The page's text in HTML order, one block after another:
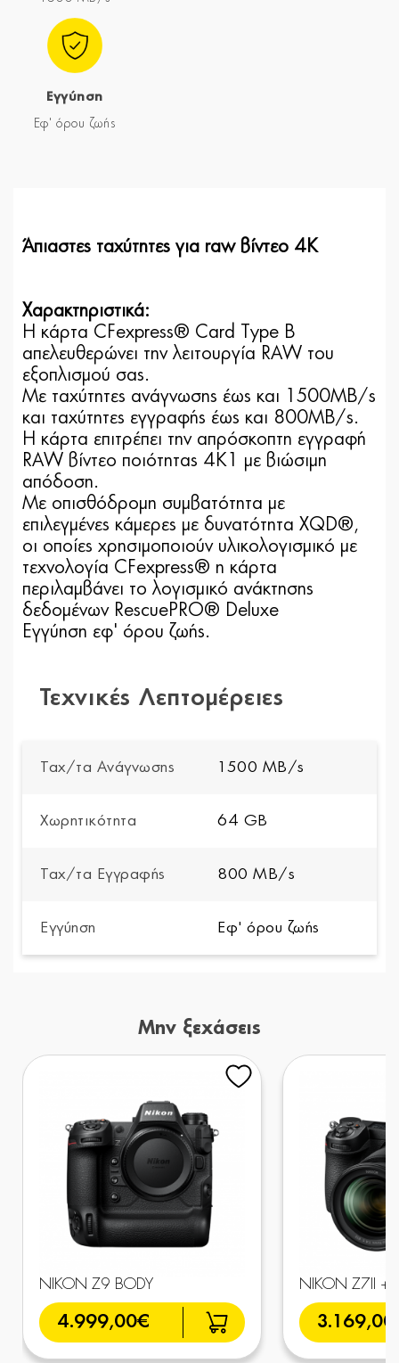
Εγγύηση
Εφ' όρου ζωής
Άπιαστες ταχύτητες για raw βίντεο 4K
Χαρακτηριστικά:
Η κάρτα CFexpress® Card Type B
απελευθερώνει την λειτουργία RAW του
εξοπλισμού σας.
Με ταχύτητες ανάγνωσης έως και 1500MB/s
και ταχύτητες εγγραφής έως και 800MB/s.
Η κάρτα επιτρέπει την απρόσκοπτη εγγραφή
RAW βίντεο ποιότητας 4K1 με βιώσιμη
απόδοση.
Με οπισθόδρομη συμβατότητα με
επιλεγμένες κάμερες με δυνατότητα XQD®,
οι οποίες χρησιμοποιούν υλικολογισμικό με
τεχνολογία CFexpress® η κάρτα
περιλαμβάνει το λογισμικό ανάκτησης
δεδομένων RescuePRO® Deluxe
Εγγύηση εφ' όρου ζωής.
Τεχνικές Λεπτομέρειες
Ταχ/τα Ανάγνωσης 1500 MB/s
Χωρητικότητα 64 GB
Ταχ/τα Εγγραφής 800 MB/s
Εγγύηση Εφ' όρου ζωής
Μην ξεχάσεις
NIKON Z9 BODY
4.999,00€
NIKON Z7II +